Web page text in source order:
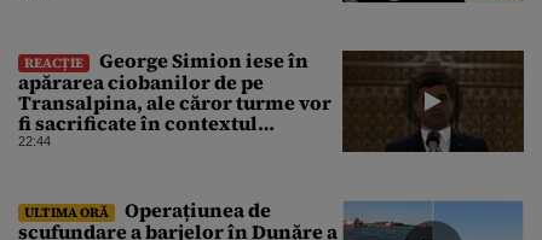
REACȚIE
George Simion iese în
apărarea ciobanilor de pe
Transalpina, ale căror turme vor
fi sacrificate în contextul
focarului de variolă ovină
22:44
ULTIMA ORĂ
Operațiunea de
scufundare a barjelor în Dunăre a